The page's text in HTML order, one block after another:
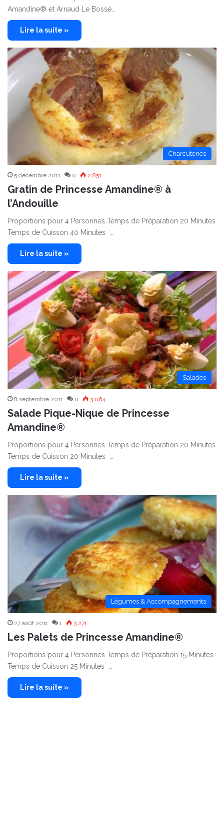
Amandine® et Arnaud Le Bossé…
Lire la suite »
Charcuteries
5 décembre 2011 0 2 851
Gratin de Princesse Amandine® à
l’Andouille
Proportions pour 4 Personnes Temps de Préparation 20 Minutes
Temps de Cuisson 40 Minutes …
Lire la suite »
Salades
8 septembre 2011 0 3 064
Salade Pique-Nique de Princesse
Amandine®
Proportions pour 4 Personnes Temps de Préparation 20 Minutes
Temps de Cuisson 20 Minutes …
Lire la suite »
Légumes & Accompagnements
27 août 2011 1 3 271
Les Palets de Princesse Amandine®
Proportions pour 4 Personnes Temps de Préparation 15 Minutes
Temps de Cuisson 25 Minutes …
Lire la suite »